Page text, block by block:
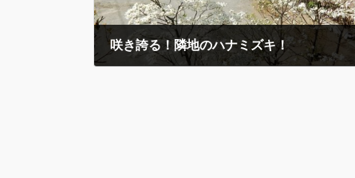
咲き誇る！隣地のハナミズキ！